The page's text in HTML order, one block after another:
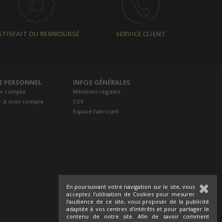
En poursuivant votre navigation sur le site, vous
acceptez l'utilisation de Cookies pour mesurer
l'audience de ce site, vous proposer de la publicité
adaptée à vos centres d'intérêts et pour partager le
contenu de notre site. Afin de savoir comment
OU REMBOURSÉ SERVICE CLIENT
PERSONNEL
compte
à mon compte
INFOS GÉNÉRALES
Mentions légales
CGV
Espace fabricant